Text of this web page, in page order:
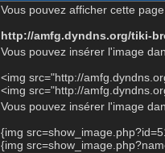
Vous pouvez afficher cette
http://amfg.dyndns.org/tiki-
Vous pouvez insérer l'image
<img src="http://
<img src="http://
Vous pouvez insérer l'image
{img
{img